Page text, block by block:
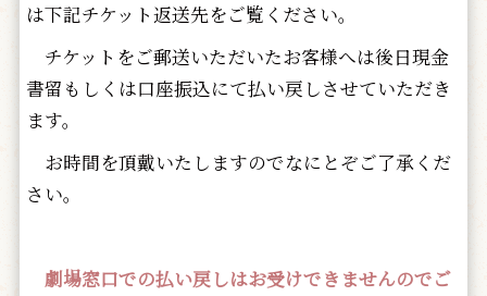
は下記チケット返送先をご覧ください。
チケットをご郵送いただいたお客様へは後日現金
書留もしくは口座振込にて払い戻しさせていただき
ます。
お時間を頂戴いたしますのでなにとぞご了承くだ
さい。
劇場窓口での払い戻しはお受けできませんのでご